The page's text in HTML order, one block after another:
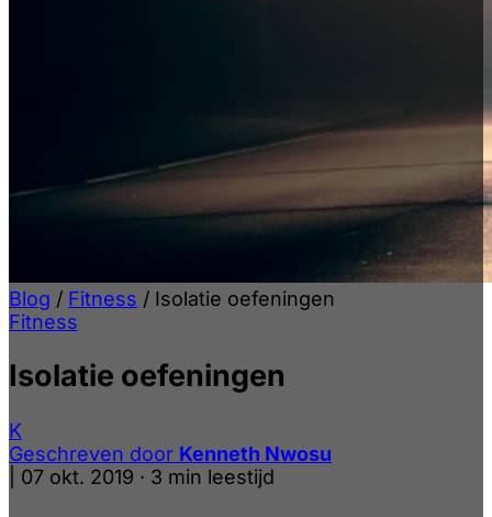
Blog / Fitness / Isolatie oefeningen
Fitness
Isolatie oefeningen
K
Geschreven door Kenneth Nwosu
07 okt. 2019 · 3 min leestijd